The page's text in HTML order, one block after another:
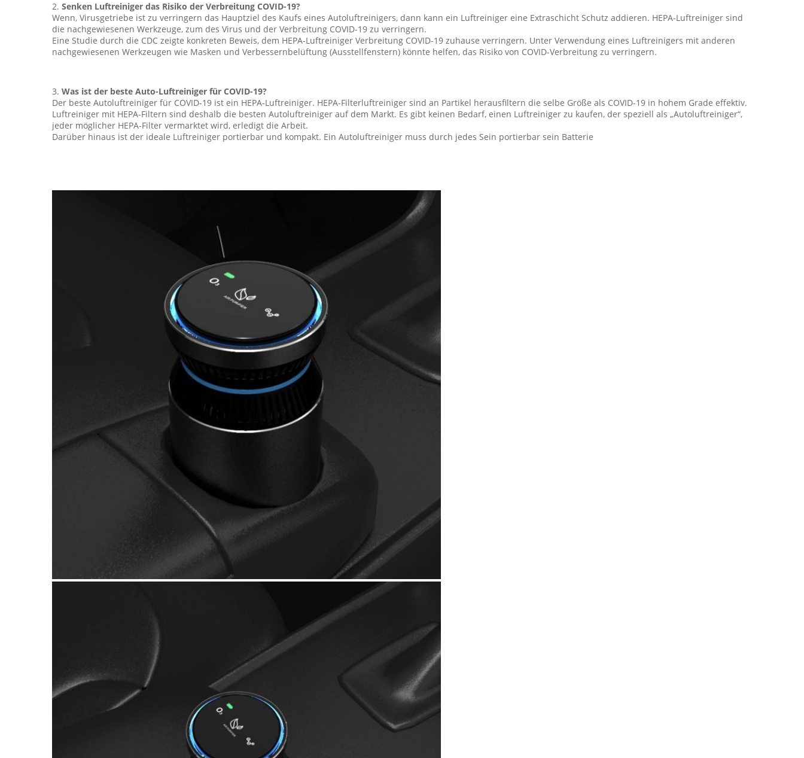
2. Senken Luftreiniger das Risiko der Verbreitung COVID-19?
Wenn, Virusgetriebe ist zu verringern das Hauptziel des Kaufs eines Autoluftreinigers, dann kann ein Luftreiniger eine Extraschicht Schutz addieren. HEPA-Luftreiniger sind
die nachgewiesenen Werkzeuge, zum des Virus und der Verbreitung COVID-19 zu verringern.
Eine Studie durch die CDC zeigte konkreten Beweis, dem HEPA-Luftreiniger Verbreitung COVID-19 zuhause verringern. Unter Verwendung eines Luftreinigers mit anderen
nachgewiesenen Werkzeugen wie Masken und Verbessernbelüftung (Ausstellfenstern) könnte helfen, das Risiko von COVID-Verbreitung zu verringern.
3. Was ist der beste Auto-Luftreiniger für COVID-19?
Der beste Autoluftreiniger für COVID-19 ist ein HEPA-Luftreiniger. HEPA-Filterluftreiniger sind an Partikel herausfiltern die selbe Größe als COVID-19 in hohem Grade effektiv.
Luftreiniger mit HEPA-Filtern sind deshalb die besten Autoluftreiniger auf dem Markt. Es gibt keinen Bedarf, einen Luftreiniger zu kaufen, der speziell als „Autoluftreiniger“,
jeder möglicher HEPA-Filter vermarktet wird, erledigt die Arbeit.
Darüber hinaus ist der ideale Luftreiniger portierbar und kompakt. Ein Autoluftreiniger muss durch jedes Sein portierbar sein Batterie